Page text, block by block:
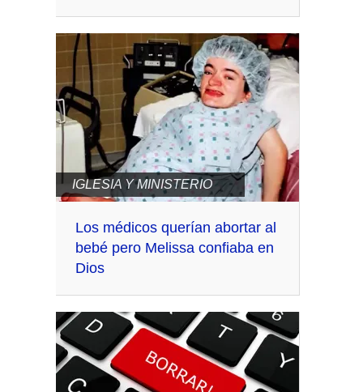
IGLESIA Y MINISTERIO
Los médicos querían abortar al
bebé pero Melissa confiaba en
Dios